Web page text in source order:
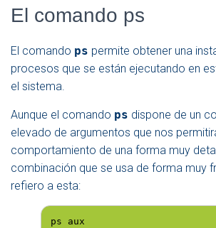
El comando ps
El comando ps permite obtener una
procesos que se están ejecutando en
el sistema.
Aunque el comando ps dispone de un
elevado de argumentos que nos
comportamiento de una forma muy
combinación que se usa de forma muy
refiero a esta:
ps aux